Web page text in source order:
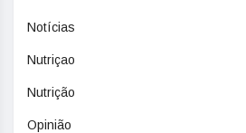
Notícias
Nutriçao
Nutrição
Opinião